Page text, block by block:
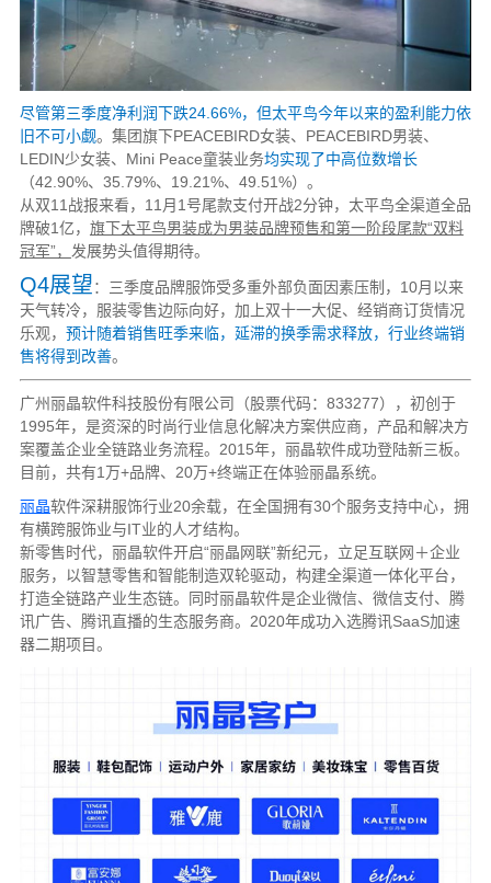
尽管第三季度净利润下跌24.66%，但太平鸟今年以来的盈利能力依
旧不可小觑。集团旗下PEACEBIRD女装、PEACEBIRD男装、
LEDIN少女装、Mini Peace童装业务均实现了中高位数增长
（42.90%、35.79%、19.21%、49.51%）。
从双11战报来看，11月1号尾款支付开战2分钟，太平鸟全渠道全品
牌破1亿， 旗下太平鸟男装成为男装品牌预售和第一阶段尾款“双料
冠军”， 发展势头值得期待。
Q4展望：三季度品牌服饰受多重外部负面因素压制，10月以来
天气转冷，服装零售边际向好，加上双十一大促、经销商订货情况
乐观， 预计随着销售旺季来临，延滞的换季需求释放，行业终端销
售将得到改善。
广州丽晶软件科技股份有限公司（股票代码：833277），初创于
1995年，是资深的时尚行业信息化解决方案供应商，产品和解决方
案覆盖企业全链路业务流程。2015年，丽晶软件成功登陆新三板。
目前，共有1万+品牌、20万+终端正在体验丽晶系统。
丽晶软件深耕服饰行业20余载，在全国拥有30个服务支持中心，拥
有横跨服饰业与IT业的人才结构。
新零售时代，丽晶软件开启“丽晶网联”新纪元，立足互联网＋企业
服务，以智慧零售和智能制造双轮驱动，构建全渠道一体化平台，
打造全链路产业生态链。同时丽晶软件是企业微信、微信支付、腾
讯广告、腾讯直播的生态服务商。2020年成功入选腾讯SaaS加速
器二期项目。